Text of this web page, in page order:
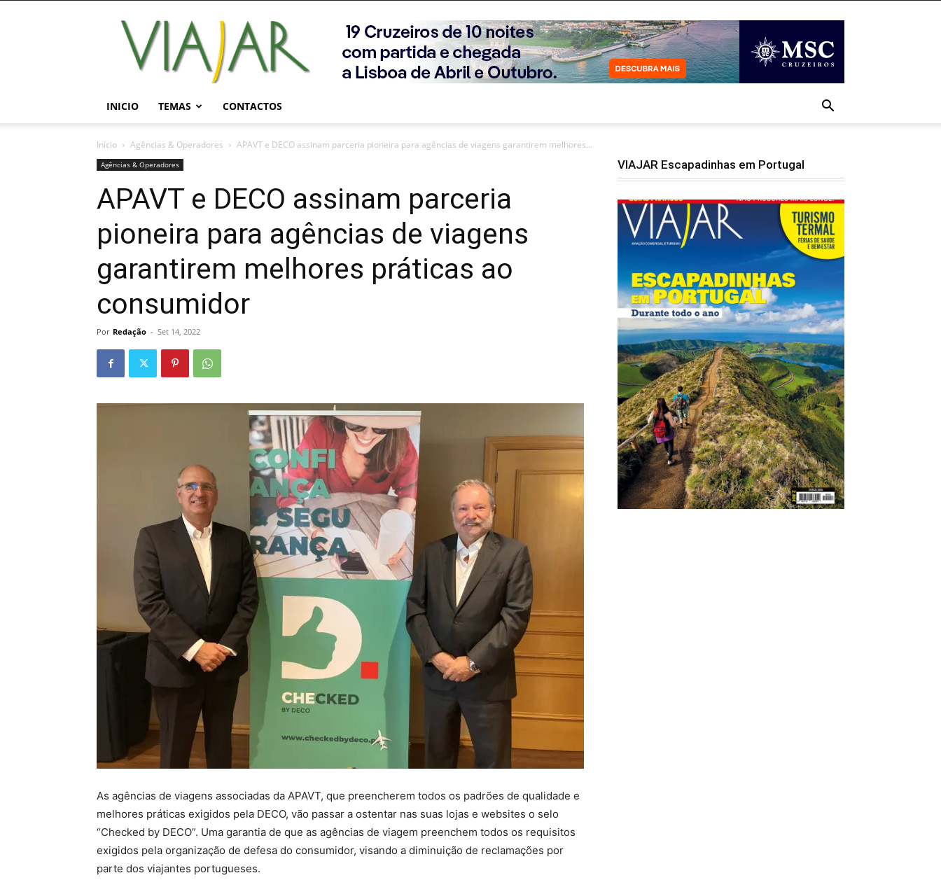
Viajar
Magazine
Online
INICIO TEMAS CONTACTOS
Início Agências & Operadores APAVT e DECO assinam parceria pioneira para agências de viagens garantirem melhores...
Agências & Operadores
APAVT e DECO assinam parceria
pioneira para agências de viagens
garantirem melhores práticas ao
consumidor
Por Redação - Set 14, 2022
As agências de viagens associadas da APAVT, que preencherem todos os padrões de qualidade e
melhores práticas exigidos pela DECO, vão passar a ostentar nas suas lojas e websites o selo
“Checked by DECO”. Uma garantia de que as agências de viagem preenchem todos os requisitos
exigidos pela organização de defesa do consumidor, visando a diminuição de reclamações por
parte dos viajantes portugueses.
VIAJAR Escapadinhas em Portugal